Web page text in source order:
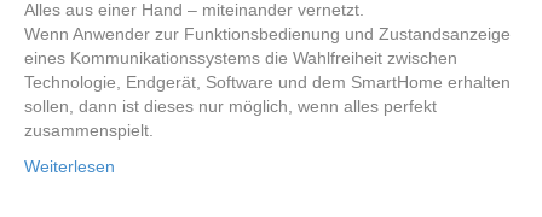
Alles aus einer Hand – miteinander vernetzt.
Wenn Anwender zur Funktionsbedienung und Zustandsanzeige
eines Kommunikationssystems die Wahlfreiheit zwischen
Technologie, Endgerät, Software und dem SmartHome erhalten
sollen, dann ist dieses nur möglich, wenn alles perfekt
zusammenspielt.
Weiterlesen